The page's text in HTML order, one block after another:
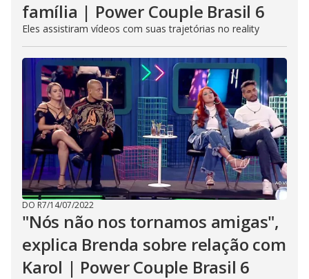
família | Power Couple Brasil 6
Eles assistiram vídeos com suas trajetórias no reality
DO R7/14/07/2022
"Nós não nos tornamos amigas",
explica Brenda sobre relação com
Karol | Power Couple Brasil 6